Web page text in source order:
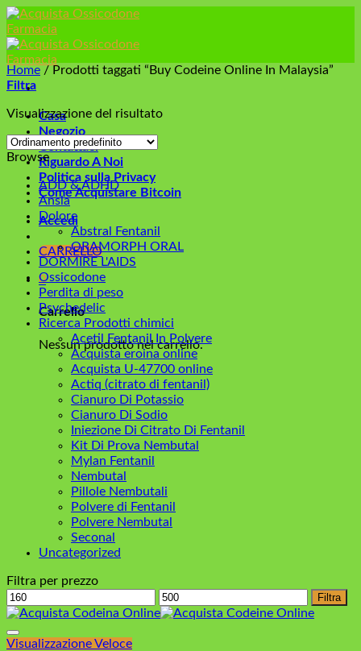
Skip
to
content
Casa
Negozio
Contattaci
Riguardo A Noi
Politica sulla Privacy
Come Acquistare Bitcoin
Accedi
CARRELLO
0
Carrello
Nessun prodotto nel carrello.
Home / Prodotti taggati “Buy Codeine Online In Malaysia”
Filtra
Visualizzazione del risultato
Browse
ADD & ADHD
Ansia
Dolore
Abstral Fentanil
ORAMORPH ORAL
DORMIRE L'AIDS
Ossicodone
Perdita di peso
Psychedelic
Ricerca Prodotti chimici
Acetil Fentanil In Polvere
Acquista eroina online
Acquista U-47700 online
Actiq (citrato di fentanil)
Cianuro Di Potassio
Cianuro Di Sodio
Iniezione Di Citrato Di Fentanil
Kit Di Prova Nembutal
Mylan Fentanil
Nembutal
Pillole Nembutali
Polvere di Fentanil
Polvere Nembutal
Seconal
Uncategorized
Filtra per prezzo
Prezzo
Min
Prezzo
Max
Filtra
Visualizzazione Veloce